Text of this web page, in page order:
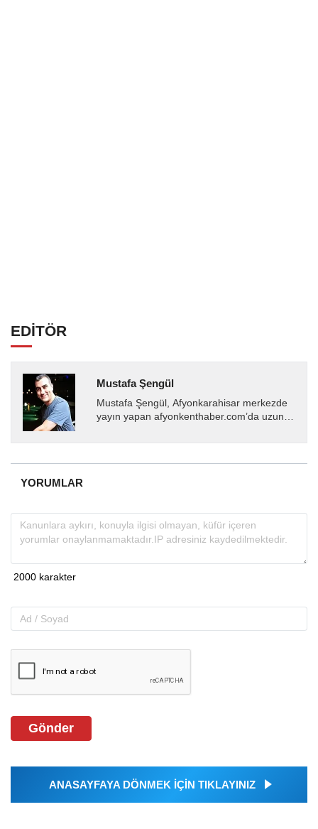
EDİTÖR
Mustafa Şengül
Mustafa Şengül, Afyonkarahisar merkezde
yayın yapan afyonkenthaber.com’da uzun
almakta, haber akışı...
YORUMLAR
Gönder
ANASAYFAYA DÖNMEK İÇİN TIKLAYINIZ